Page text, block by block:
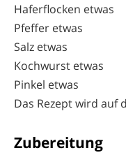
Haferflocken etwas
Pfeffer etwas
Salz etwas
Kochwurst etwas
Pinkel etwas
Das Rezept wird auf
Zubereitung